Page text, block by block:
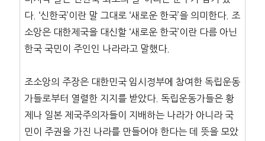
다. ‘신한국’이란 말 그대로 ‘새로운 한국’을 의미한다. 조
소앙은 대한제국을 대신할 ‘새로운 한국’이란 다름 아닌
한국 국민이 주인인 나라라고 말했다.
조소앙의 주장은 대한민국 임시정부에 참여한 독립운동
가들로부터 열렬한 지지를 받았다. 독립운동가들은 황
제나 일본 제국주의자들이 지배하는 나라가 아니라 국
민이 주권을 가진 나라를 만들어야 한다는 데 뜻을 모았